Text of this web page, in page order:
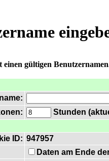
gültigen
Stunden
ID: 947957
Daten am Ende